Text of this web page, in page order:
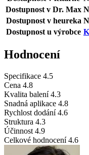
Dostupnost v Dr. Max
Dostupnost v heureka
Dostupnost u výrobce
Hodnocení
Specifikace 4.5
Cena 4.8
Kvalita balení 4.3
Snadná aplikace 4.8
Rychlost dodání 4.6
Struktura 4.3
Účinnost 4.9
Celkové hodnocení 4.6